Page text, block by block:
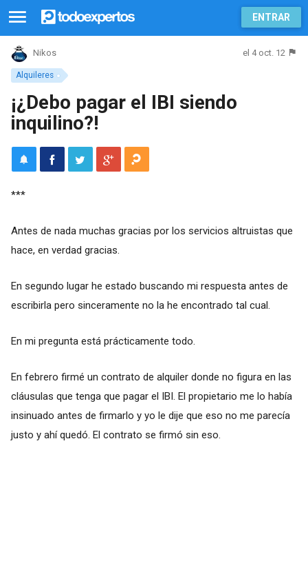
ENTRAR
Alquileres
Nikos el 4 oct. 12
¡¿Debo pagar el IBI siendo
inquilino?!
***
Antes de nada muchas gracias por los servicios altruistas que
hace, en verdad gracias.
En segundo lugar he estado buscando mi respuesta antes de
escribirla pero sinceramente no la he encontrado tal cual.
En mi pregunta está prácticamente todo.
En febrero firmé un contrato de alquiler donde no figura en las
cláusulas que tenga que pagar el IBI. El propietario me lo había
insinuado antes de firmarlo y yo le dije que eso no me parecía
justo y ahí quedó. El contrato se firmó sin eso.